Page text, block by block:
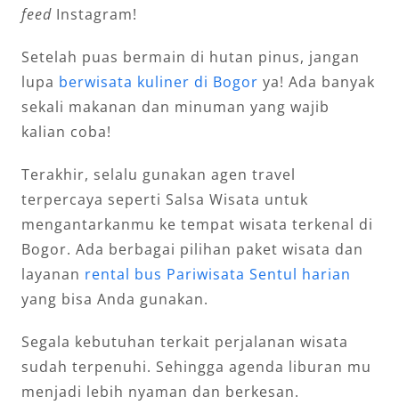
feed Instagram!
Setelah puas bermain di hutan pinus, jangan
lupa berwisata kuliner di Bogor ya! Ada banyak
sekali makanan dan minuman yang wajib
kalian coba!
Terakhir, selalu gunakan agen travel
terpercaya seperti Salsa Wisata untuk
mengantarkanmu ke tempat wisata terkenal di
Bogor. Ada berbagai pilihan paket wisata dan
layanan rental bus Pariwisata Sentul harian
yang bisa Anda gunakan.
Segala kebutuhan terkait perjalanan wisata
sudah terpenuhi. Sehingga agenda liburan mu
menjadi lebih nyaman dan berkesan.